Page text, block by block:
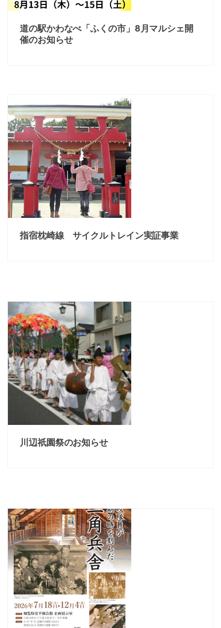
道の駅かわなべ「ふくの市」8月マルシェ開
催のお知らせ
指宿枕崎線 サイクルトレイン実証事業
川辺祇園祭のお知らせ